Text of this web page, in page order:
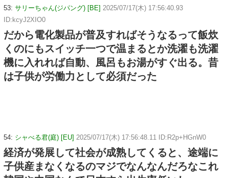
53: サリーちゃん(ジパング) [BE] 2025/07/17(木) 17:56:40.93
ID:kcyJ2XIO0
だから電化製品が普及すればそうなるって飯炊
くのにもスイッチ一つで温まるとか洗濯も洗濯
機に入れれば自動、風呂もお湯がすぐ出る。昔
は子供が労働力として必須だった
54: シャべる君(庭) [EU] 2025/07/17(木) 17:56:48.11 ID:R2p+HGnW0
経済が発展して社会が成熟してくると、途端に
子供産まなくなるのマジでなんなんだろなこれ